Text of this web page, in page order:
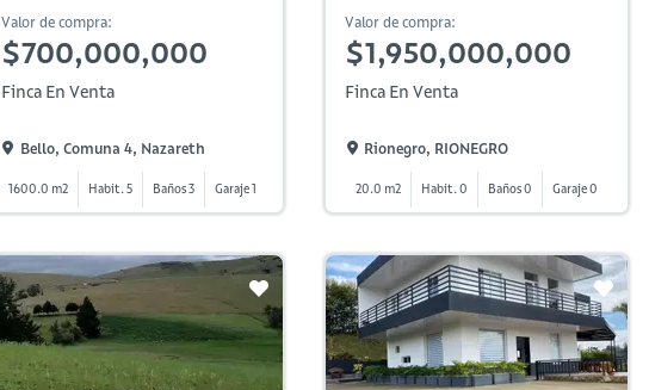
Valor de compra:
$700,000,000
Finca En Venta
Bello, Comuna 4, Nazareth
1600.0 m2 Habit. 5 Baños 3 Garaje 1
Valor de compra:
$1,950,000,000
Finca En Venta
Rionegro, RIONEGRO
20.0 m2 Habit. 0 Baños 0 Garaje 0